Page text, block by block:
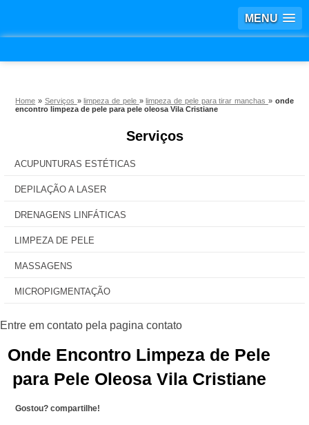
MENU
Home » Serviços »limpeza de pele »limpeza de pele para tirar manchas » onde
encontro limpeza de pele para pele oleosa Vila Cristiane
Serviços
ACUPUNTURAS ESTÉTICAS
DEPILAÇÃO A LASER
DRENAGENS LINFÁTICAS
LIMPEZA DE PELE
MASSAGENS
MICROPIGMENTAÇÃO
Onde Encontro Limpeza de Pele
para Pele Oleosa Vila Cristiane
Gostou? compartilhe!